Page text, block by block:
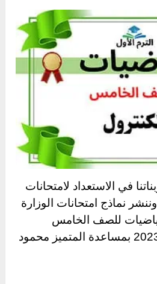
في الاستعداد لامتحانات
نماذج امتحانات الوزارة
للصف الخامس
الابتدائي الترم الأول 2023 بمساعدة المتميز محمود